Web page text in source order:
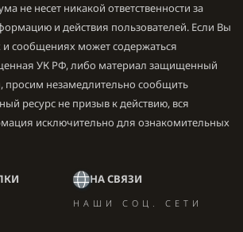
Собственно куда будет сохраняться
советуем Вам выбирать тот
на котором установлена игра и
система. Это поможет избежать
видео.​
– вы вольны выбрать любой
будет записываться видео,
и в случае непредвиденной
файл можно будет открыть без
но стоит учесть, что некоторые
не несет никакой ответственности за
и действия пользователей. Если Вы
и сообщениях может содержаться
УК РФ, либо материал защищенный
просим незамедлительно сообщить
ресурс не призыв к действию, вся
исключительно для ознакомительных
НА СВЯЗИ
НАШИ СОЦ. СЕТИ